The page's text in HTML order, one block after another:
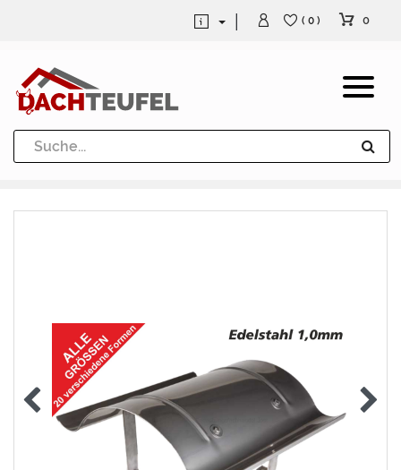
Dachrinne und Fallrohre
Werkzeuge und Löttechnik
( 0 ) 0